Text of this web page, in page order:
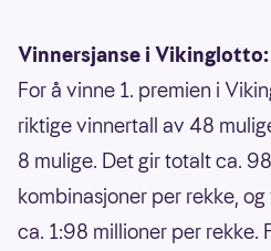
Vinnersjanse i Vikinglotto:
For å vinne 1. premien i
riktige vinnertall av 48
8 mulige. Det gir totalt ca.
kombinasjoner per rekke,
ca. 1:98 millioner per rekke.